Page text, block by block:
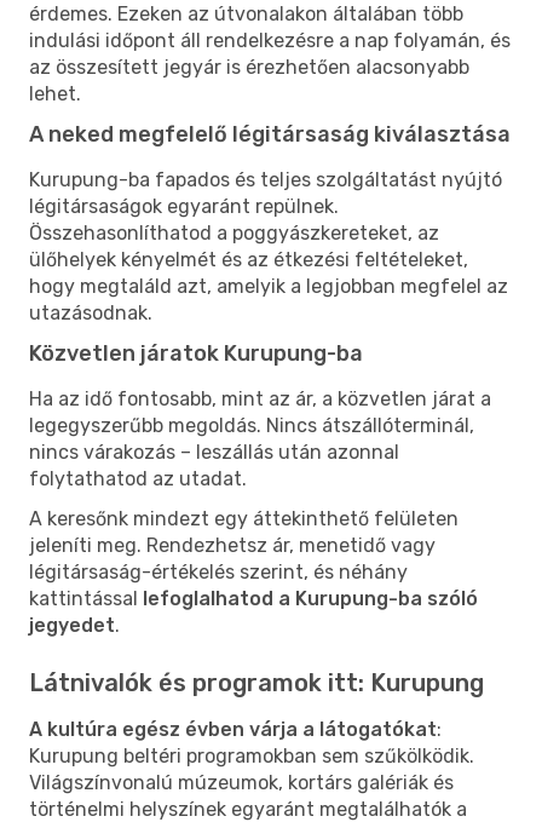
érdemes. Ezeken az útvonalakon általában több
indulási időpont áll rendelkezésre a nap folyamán, és
az összesített jegyár is érezhetően alacsonyabb
lehet.
A neked megfelelő légitársaság kiválasztása
Kurupung-ba fapados és teljes szolgáltatást nyújtó
légitársaságok egyaránt repülnek.
Összehasonlíthatod a poggyászkereteket, az
ülőhelyek kényelmét és az étkezési feltételeket,
hogy megtaláld azt, amelyik a legjobban megfelel az
utazásodnak.
Közvetlen járatok Kurupung-ba
Ha az idő fontosabb, mint az ár, a közvetlen járat a
legegyszerűbb megoldás. Nincs átszállóterminál,
nincs várakozás – leszállás után azonnal
folytathatod az utadat.
A keresőnk mindezt egy áttekinthető felületen
jeleníti meg. Rendezhetsz ár, menetidő vagy
légitársaság-értékelés szerint, és néhány
kattintással lefoglalhatod a Kurupung-ba szóló
jegyedet.
Látnivalók és programok itt: Kurupung
A kultúra egész évben várja a látogatókat:
Kurupung beltéri programokban sem szűkölködik.
Világszínvonalú múzeumok, kortárs galériák és
történelmi helyszínek egyaránt megtalálhatók a